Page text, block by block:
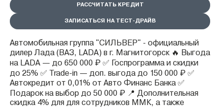
РАССЧИТАТЬ КРЕДИТ
ЗАПИСАТЬСЯ НА ТЕСТ-ДРАЙВ
Автомобильная группа "СИЛЬВЕР" - официальный
дилер Лада (ВАЗ, LADA) в г. Магнитогорск 🔥 Выгода
на LADA — до 650 000 ₽ ✅ Госпрограмма и скидки
до 25% ✅ Trade-in — доп. выгода до 150 000 ₽ ✅
Автокредит от 0,01% от Авто Финанс Банка ✅
Подарок на выбор до 50 000 ₽ 📍 Дополнительная
скидка 4% для для сотрудников ММК, а также